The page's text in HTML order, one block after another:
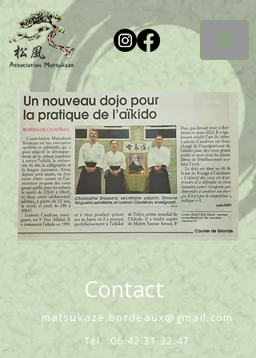
Contact
matsukaze.bordeaux@gmail.com
Tél. :06.42.31.32.47